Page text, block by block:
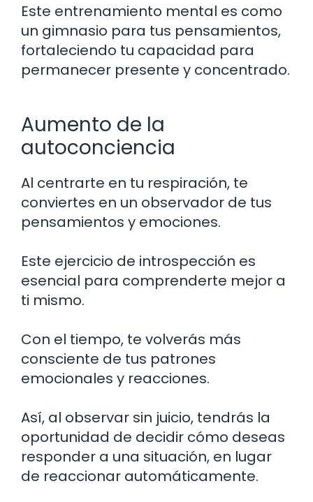
Este entrenamiento mental es como
un gimnasio para tus pensamientos,
fortaleciendo tu capacidad para
permanecer presente y concentrado.
Aumento de la
autoconciencia
Al centrarte en tu respiración, te
conviertes en un observador de tus
pensamientos y emociones.
Este ejercicio de introspección es
esencial para comprenderte mejor a
ti mismo.
Con el tiempo, te volverás más
consciente de tus patrones
emocionales y reacciones.
Así, al observar sin juicio, tendrás la
oportunidad de decidir cómo deseas
responder a una situación, en lugar
de reaccionar automáticamente.